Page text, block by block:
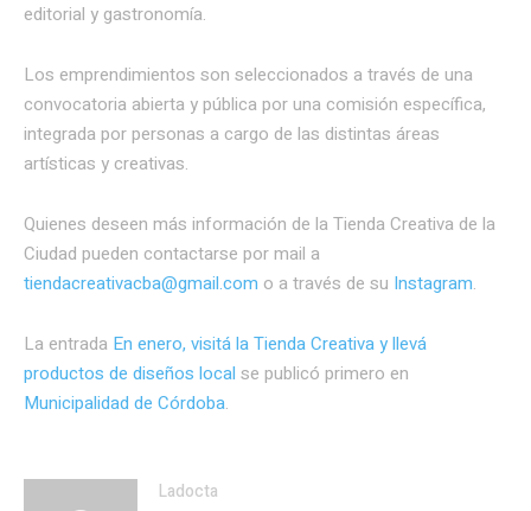
editorial y gastronomía.
Los emprendimientos son seleccionados a través de una
convocatoria abierta y pública por una comisión específica,
integrada por personas a cargo de las distintas áreas
artísticas y creativas.
Quienes deseen más información de la Tienda Creativa de la
Ciudad pueden contactarse por mail a
tiendacreativacba@gmail.com o a través de su Instagram.
La entrada En enero, visitá la Tienda Creativa y llevá
productos de diseños local se publicó primero en
Municipalidad de Córdoba.
Ladocta